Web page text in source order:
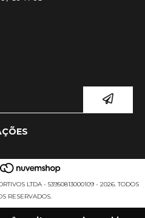
LTDA - 53950813000109 - 2026. TODOS
RESERVADOS.